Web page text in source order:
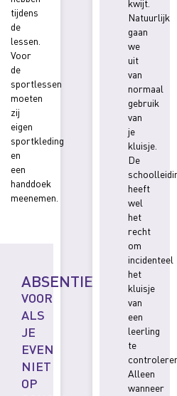
tijdens
de
lessen.
Voor
de
sportlessen
moeten
zij
eigen
sportkleding
en
een
handdoek
meenemen.
VOOR
ALS
JE
EVEN
NIET
OP
kwijt.
Natuurlijk
gaan
we
uit
van
normaal
gebruik
van
je
kluisje.
De
heeft
wel
het
recht
om
incidenteel
het
kluisje
van
een
leerling
te
Alleen
wanneer